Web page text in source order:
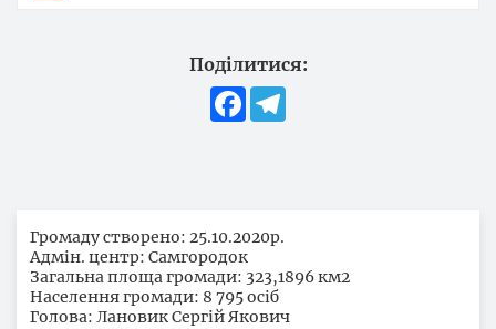
Поділитися:
Facebook
Громаду створено: 25.10.2020р.
Адмін. центр: Самгородок
Загальна площа громади: 323,1896 км2
Населення громади: 8 795 осіб
Голова: Лановик Сергій Якович